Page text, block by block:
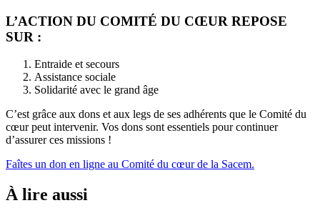
L’ACTION DU COMITÉ DU CŒUR REPOSE
SUR :
Entraide et secours
Assistance sociale
Solidarité avec le grand âge
C’est grâce aux dons et aux legs de ses adhérents que le Comité du
cœur peut intervenir. Vos dons sont essentiels pour continuer
d’assurer ces missions !
Faîtes un don en ligne au Comité du cœur de la Sacem.
À lire aussi